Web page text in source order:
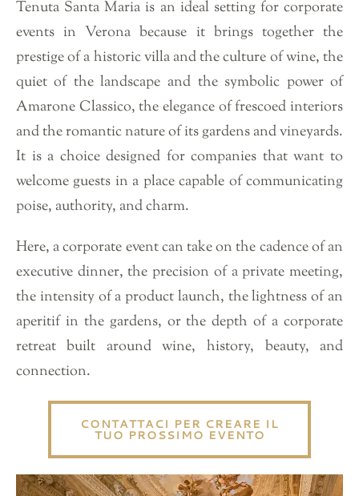
Tenuta Santa Maria is an ideal setting for corporate
events in Verona because it brings together the
prestige of a historic villa and the culture of wine, the
quiet of the landscape and the symbolic power of
Amarone Classico, the elegance of frescoed interiors
and the romantic nature of its gardens and vineyards.
It is a choice designed for companies that want to
welcome guests in a place capable of communicating
poise, authority, and charm.
Here, a corporate event can take on the cadence of an
executive dinner, the precision of a private meeting,
the intensity of a product launch, the lightness of an
aperitif in the gardens, or the depth of a corporate
retreat built around wine, history, beauty, and
connection.
CONTATTACI PER CREARE IL
TUO PROSSIMO EVENTO